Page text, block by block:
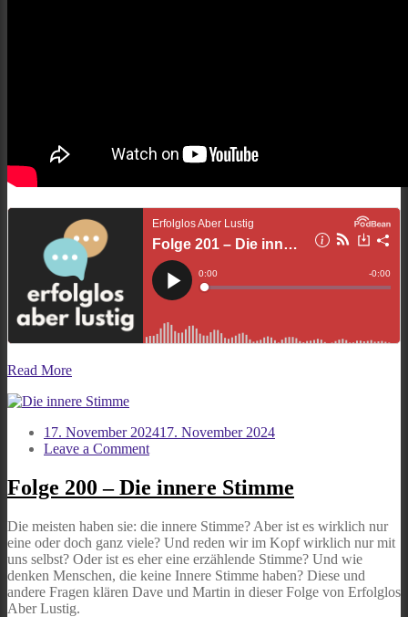
Read More
17. November 202417. November 2024
Leave a Commenton
200
–
innere
Stimme
Folge 200 – Die innere Stimme
Die meisten haben sie: die innere Stimme? Aber ist es wirklich nur
eine oder doch ganz viele? Und reden wir im Kopf wirklich nur mit
uns selbst? Oder ist es eher eine erzählende Stimme? Und wie
denken Menschen, die keine Innere Stimme haben? Diese und
andere Fragen klären Dave und Martin in dieser Folge von Erfolglos
Aber Lustig.